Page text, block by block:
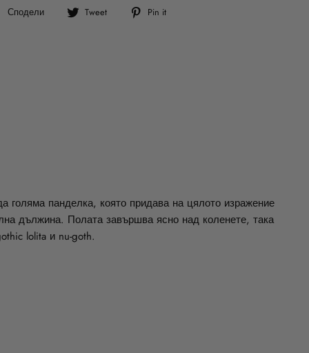
Сподели
СподелиTweet
Tweet Pin it
панделка, която придава на цялото изражение
дължина. Полата завършва ясно над коленете, така
lolita и nu-goth.